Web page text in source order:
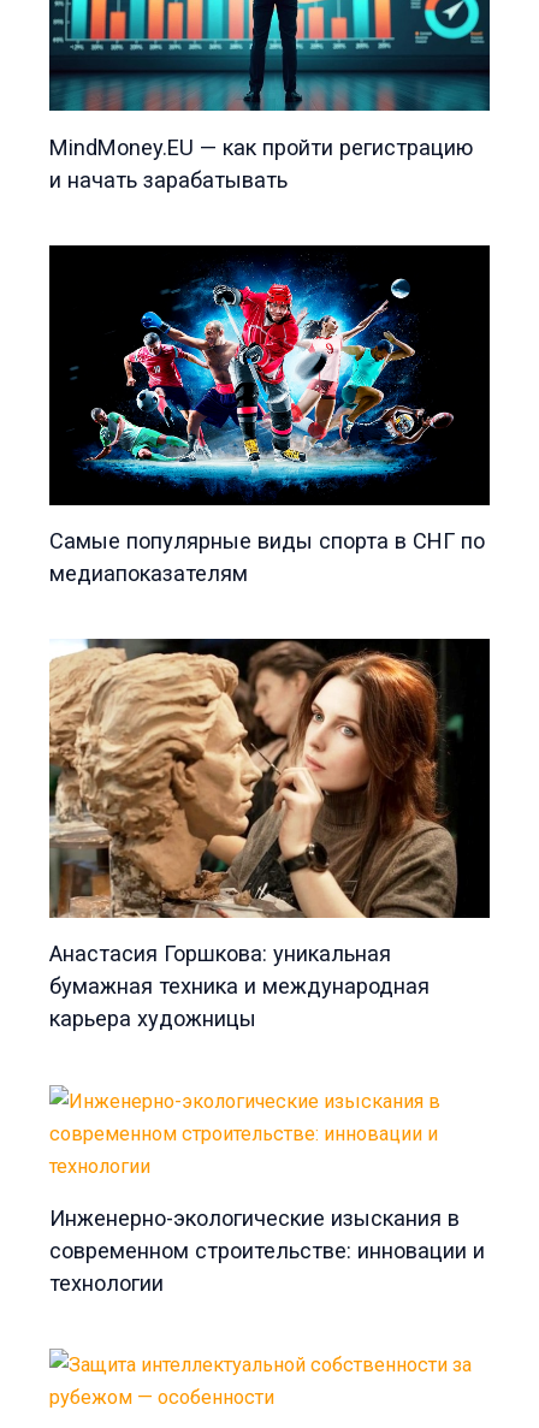
MindMoney.EU — как пройти регистрацию
и начать зарабатывать
Самые популярные виды спорта в СНГ по
медиапоказателям
Анастасия Горшкова: уникальная
бумажная техника и международная
карьера художницы
Инженерно-экологические изыскания в
современном строительстве: инновации и
технологии